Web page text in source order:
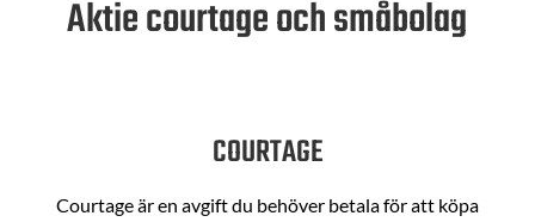
Aktie courtage och småbolag
COURTAGE
Courtage är en avgift du behöver betala för att köpa